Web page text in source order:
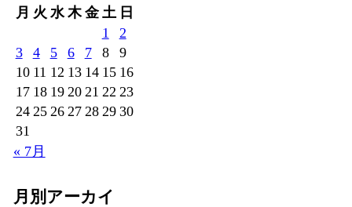
月 火 水 木 金 土 日
1
2
3
4 5 6 7 8
9
10 11 12 13 14 15 16
17 18 19 20 21 22 23
24 25 26 27 28 29 30
31
« 7月
月別アーカイ